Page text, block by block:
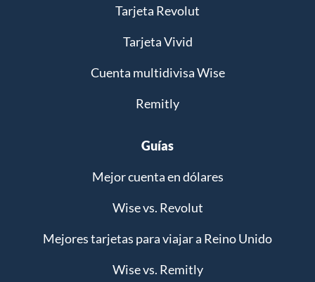
Tarjeta Revolut
Tarjeta Vivid
Cuenta multidivisa Wise
Remitly
Guías
Mejor cuenta en dólares
Wise vs. Revolut
Mejores tarjetas para viajar a Reino Unido
Wise vs. Remitly